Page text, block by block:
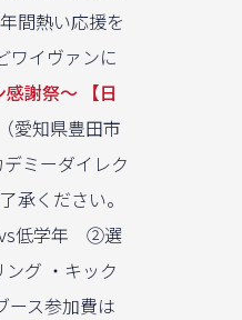
間熱い応援を
ワイヴァンに
謝祭〜 【日
愛知県豊田市
ミーダイレク
承ください。
低学年 ②選
ング ・キック
ース参加費は